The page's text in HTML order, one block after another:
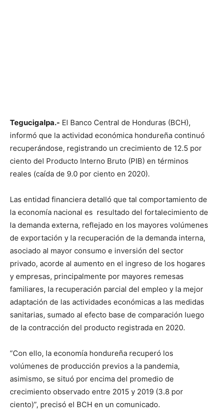
Tegucigalpa.- El Banco Central de Honduras (BCH),
informó que la actividad económica hondureña continuó
recuperándose, registrando un crecimiento de 12.5 por
ciento del Producto Interno Bruto (PIB) en términos
reales (caída de 9.0 por ciento en 2020).
Las entidad financiera detalló que tal comportamiento de
la economía nacional es resultado del fortalecimiento de
la demanda externa, reflejado en los mayores volúmenes
de exportación y la recuperación de la demanda interna,
asociado al mayor consumo e inversión del sector
privado, acorde al aumento en el ingreso de los hogares
y empresas, principalmente por mayores remesas
familiares, la recuperación parcial del empleo y la mejor
adaptación de las actividades económicas a las medidas
sanitarias, sumado al efecto base de comparación luego
de la contracción del producto registrada en 2020.
“Con ello, la economía hondureña recuperó los
volúmenes de producción previos a la pandemia,
asimismo, se situó por encima del promedio de
crecimiento observado entre 2015 y 2019 (3.8 por
ciento)”, precisó el BCH en un comunicado.